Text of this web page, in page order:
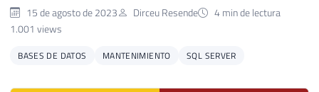
15 de agosto de 2023 Dirceu Resende
4 min de lectura
1.001 views
BASES DE DATOS MANTENIMIENTO SQL SERVER